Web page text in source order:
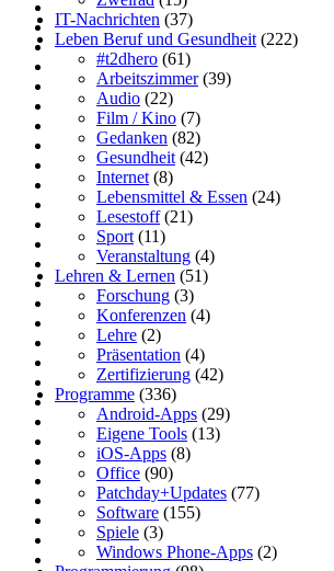
IT-Nachrichten (37)
Leben Beruf und Gesundheit (222)
#t2dhero (61)
Arbeitszimmer(39)
Audio (22)
Film / Kino (7)
Gedanken (82)
Gesundheit (42)
Internet (8)
Lebensmittel & Essen (24)
Lesestoff(21)
Sport (11)
Veranstaltung (4)
Lehren & Lernen (51)
Forschung (3)
Konferenzen (4)
Lehre (2)
Präsentation (4)
Zertifizierung (42)
Programme (336)
Android-Apps (29)
Eigene Tools (13)
iOS-Apps (8)
Office (90)
Patchday+Updates (77)
Software (155)
Spiele (3)
Windows Phone-Apps (2)